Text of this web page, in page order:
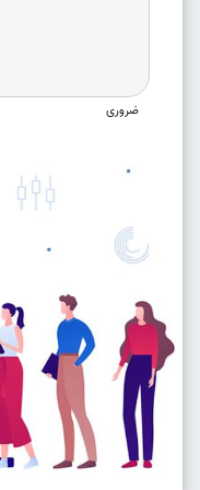
ضروری